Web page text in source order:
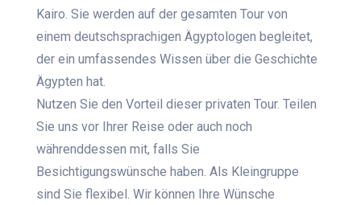
Kairo.Sie werden auf der gesamten Tour von
einem deutschsprachigen Ägyptologen begleitet,
der ein umfassendes Wissen über die Geschichte
Ägypten hat.
Nutzen Sie den Vorteil dieser privaten Tour. Teilen
Sie uns vor Ihrer Reise oder auch noch
währenddessen mit, falls Sie
Besichtigungswünsche haben. Als Kleingruppe
sind Sie flexibel. Wir können Ihre Wünsche